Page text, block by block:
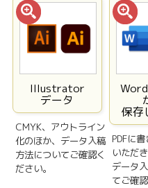
Illustrator
データ
CMYK、アウトライン
化のほか、データ入稿
方法についてご確認く
ださい。
保存
PDFに
いただ
データ
てご確